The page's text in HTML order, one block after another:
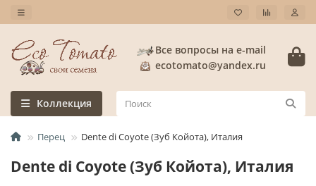
Все вопросы на e-mail
ecotomato@yandex.ru
Коллекция
Перец Dente di Coyote (Зуб Койота), Италия
Dente di Coyote (Зуб Койота), Италия